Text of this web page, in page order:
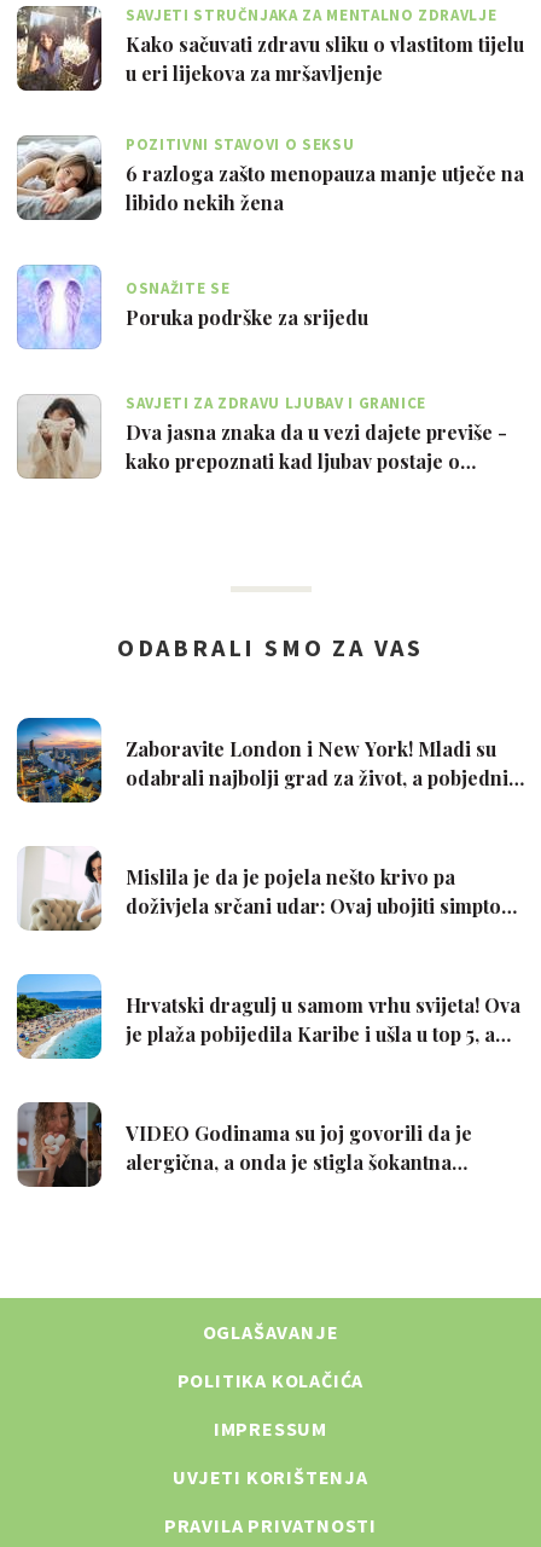
SAVJETI STRUČNJAKA ZA MENTALNO ZDRAVLJE
Kako sačuvati zdravu sliku o vlastitom tijelu
u eri lijekova za mršavljenje
POZITIVNI STAVOVI O SEKSU
6 razloga zašto menopauza manje utječe na
libido nekih žena
OSNAŽITE SE
Poruka podrške za srijedu
SAVJETI ZA ZDRAVU LJUBAV I GRANICE
Dva jasna znaka da u vezi dajete previše -
kako prepoznati kad ljubav postaje o…
OGLAŠAVANJE
POLITIKA KOLAČIĆA
IMPRESSUM
UVJETI KORIŠTENJA
PRAVILA PRIVATNOSTI